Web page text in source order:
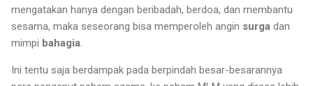
mengatakan hanya dengan beribadah, berdoa, dan membantu
sesama, maka seseorang bisa memperoleh angin surga dan
mimpi bahagia.
Ini tentu saja berdampak pada berpindah besar-besarannya